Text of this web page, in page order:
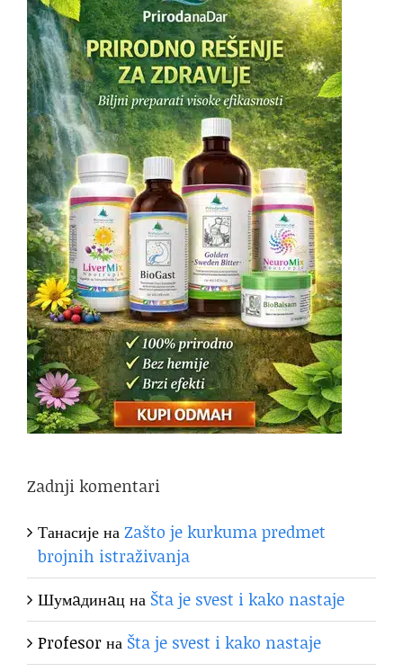
Zadnji komentari
ТанасијенаZašto je kurkuma predmet
brojnih istraživanja
Шумaдинaцна Šta je svest i kako nastaje
Profesorна Šta je svest i kako nastaje